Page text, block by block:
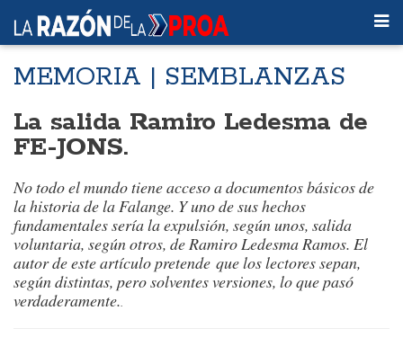
MEMORIA | SEMBLANZAS
La salida Ramiro Ledesma de
FE-JONS.
No todo el mundo tiene acceso a documentos básicos de
la historia de la Falange. Y uno de sus hechos
fundamentales sería la expulsión, según unos, salida
voluntaria, según otros, de Ramiro Ledesma Ramos. El
autor de este artículo pretende que los lectores sepan,
según distintas, pero solventes versiones, lo que pasó
verdaderamente.